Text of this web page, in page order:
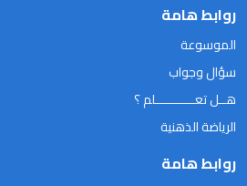
روابط هامة
الموسوعة
سؤال وجواب
هــل تعـــــــــــلم ؟
الرياضة الذهنية
روابط هامة